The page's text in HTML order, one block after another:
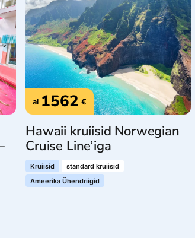
al 1562 €
Hawaii kruiisid Norwegian
Cruise Line’iga
Kruiisid
standard kruiisid
Ameerika Ühendriigid